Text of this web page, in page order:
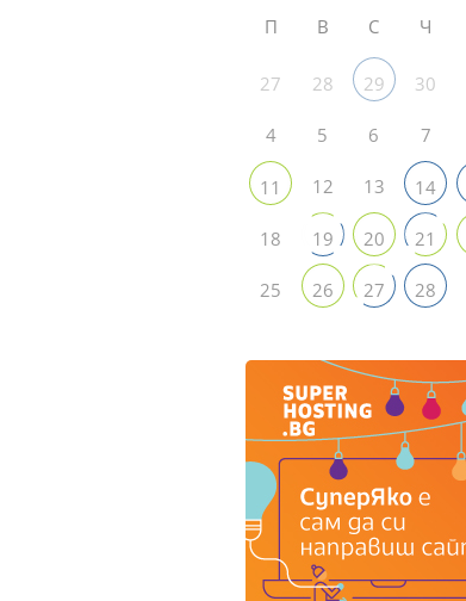
П В С Ч
27 28 29 30
4 5 6 7
11 12 13 14
18 19 20 21
25 26 27 28